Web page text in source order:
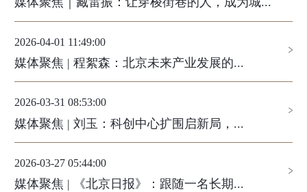
2026-04-01 11:49:00
媒体聚焦 | 程絮森：北京未来产业发展的...
2026-03-31 08:53:00
媒体聚焦 | 刘玉：科创中心扩围启新局，...
2026-03-27 05:44:00
媒体聚焦 | 《北京日报》：跟随一名长期...